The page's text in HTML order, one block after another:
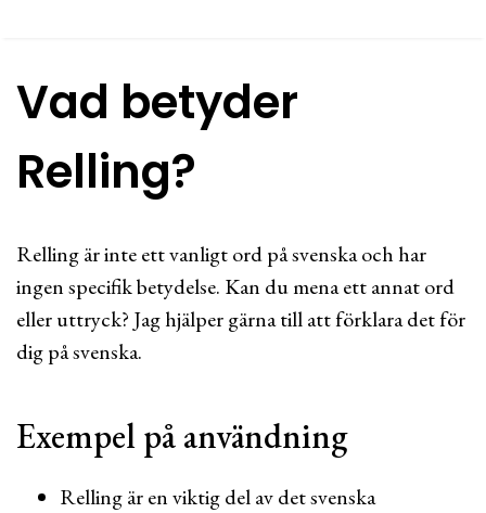
Vad betyder
Relling?
Relling är inte ett vanligt ord på svenska och har
ingen specifik betydelse. Kan du mena ett annat ord
eller uttryck? Jag hjälper gärna till att förklara det för
dig på svenska.
Exempel på användning
Relling är en viktig del av det svenska